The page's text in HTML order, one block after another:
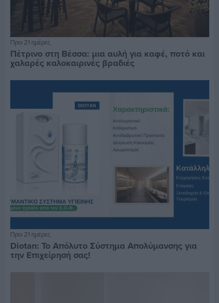
Πριν 21 ημέρες
Πέτρινο στη Βέσσα: μια αυλή για καφέ, ποτό και
χαλαρές καλοκαιρινές βραδιές
Πριν 21 ημέρες
Diotan: Το Απόλυτο Σύστημα Απολύμανσης για
την Επιχείρησή σας!